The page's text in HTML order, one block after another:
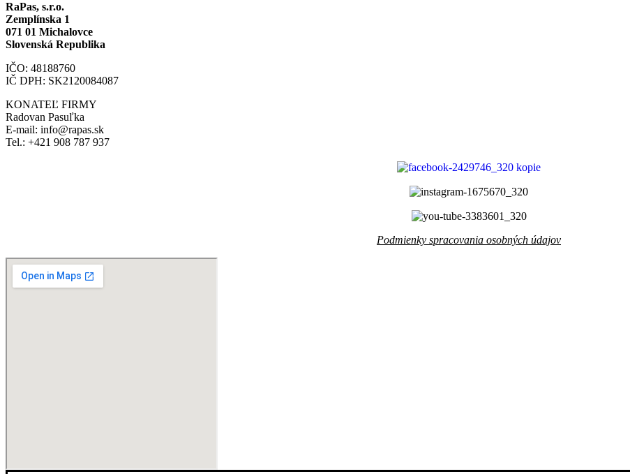
RaPas, s.r.o.
Zemplínska 1
071 01 Michalovce
Slovenská Republika
IČO: 48188760
IČ DPH: SK2120084087
KONATEĽ FIRMY
Radovan Pasuľka
E-mail: info@rapas.sk
Tel.: +421 908 787 937
Podmienky spracovania osobných údajov